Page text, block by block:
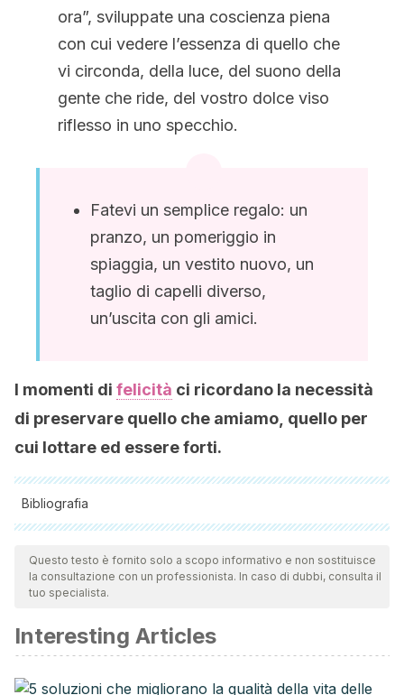
ora”, sviluppate una coscienza piena
con cui vedere l’essenza di quello che
vi circonda, della luce, del suono della
gente che ride, del vostro dolce viso
riflesso in uno specchio.
Fatevi un semplice regalo: un
pranzo, un pomeriggio in
spiaggia, un vestito nuovo, un
taglio di capelli diverso,
un’uscita con gli amici.
I momenti di felicità ci ricordano la necessità
di preservare quello che amiamo, quello per
cui lottare ed essere forti.
Bibliografia
Tutte le fonti citate sono state esaminate a fondo dal nostro
team per garantirne la qualità, l'affidabilità, l'attualità e la
validità. La bibliografia di questo articolo è stata considerata
Eagleson, C., Hayes, S., Mathews, A., Perman, G., & Hirsch,
C. R. (2016). The power of positive thinking: Pathological
worry is reduced by thought replacement in Generalized
Questo testo è fornito solo a scopo informativo e non sostituisce
la consultazione con un professionista. In caso di dubbi, consulta il
tuo specialista.
Interesting Articles